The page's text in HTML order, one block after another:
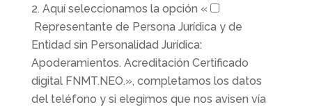
Aquí seleccionamos la opción «
Representante de Persona Jurídica y de
Entidad sin Personalidad Jurídica:
Apoderamientos. Acreditación Certificado
digital FNMT.NEO.», completamos los datos
del teléfono y si elegimos que nos avisen vía